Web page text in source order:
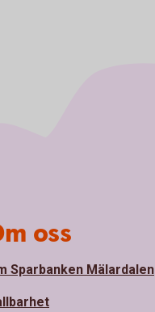
oss
Sparbanken Mälardalen